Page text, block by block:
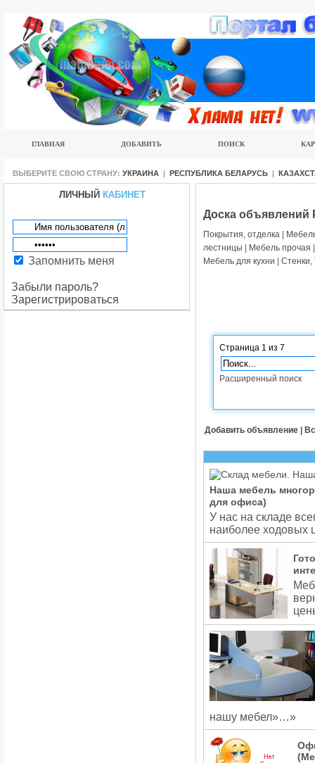
ГЛАВНАЯ ДОБАВИТЬ ПОИСК
ВЫБЕРИТЕ СВОЮ СТРАНУ: УКРАИНА | РЕСПУБЛИКА БЕЛАРУСЬ |
ЛИЧНЫЙ КАБИНЕТ
Запомнить меня
Забыли пароль?
Зарегистрироваться
Доска объявлений
Покрытия, отделка
лестницы
Мебель прочая
Мебель для кухни
Стенки,
Страница 1 из 7
Расширенный поиск
Добавить объявление
Наша мебель
для офиса)
У нас на складе
наиболее ходовых
нашу мебел»…»